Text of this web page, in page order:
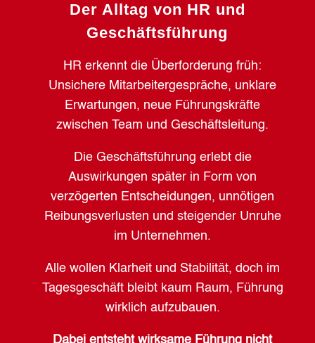
Der Alltag von HR und
Geschäftsführung
HR erkennt die Überforderung früh:
Unsichere Mitarbeitergespräche, unklare
Erwartungen, neue Führungskräfte
zwischen Team und Geschäftsleitung.
Die Geschäftsführung erlebt die
Auswirkungen später in Form von
verzögerten Entscheidungen, unnötigen
Reibungsverlusten und steigender Unruhe
im Unternehmen.
Alle wollen Klarheit und Stabilität, doch im
Tagesgeschäft bleibt kaum Raum, Führung
wirklich aufzubauen.
Dabei entsteht wirksame Führung nicht